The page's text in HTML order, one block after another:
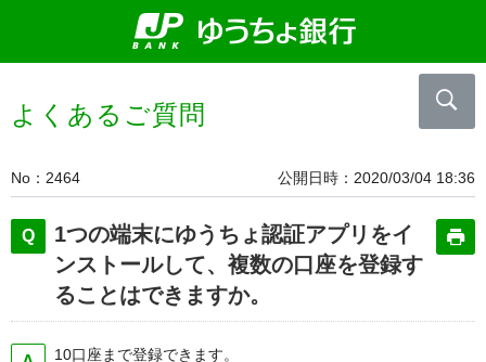
よくあるご質問
No 2464 公開日時 2020/03/04 18:36
1つの端末にゆうちょ認証アプリをイ
ンストールして、複数の口座を登録す
ることはできますか。
10口座まで登録できます。